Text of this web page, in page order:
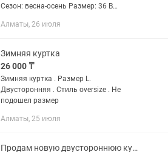
Сезон: весна-осень Размер: 36 В
Алматы, 26 июля
Зимняя куртка
26 000 ₸
Зимняя куртка . Размер L.
Двусторонняя . Стиль oversize . Не
подошел размер
Алматы, 25 июля
Продам новую двустороннюю куртку